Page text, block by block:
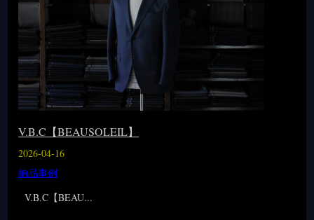
V.B.C【BEAUSOLEIL】
2026-04-16
納品事例
V.B.C【BEAU...